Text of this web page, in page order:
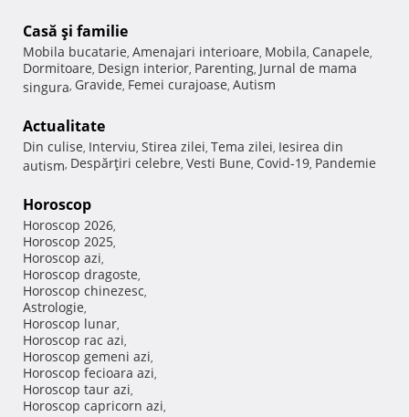
Casă şi familie
Mobila bucatarie, Amenajari interioare, Mobila, Canapele,
Dormitoare, Design interior, Parenting, Jurnal de mama
singura, Gravide, Femei curajoase, Autism
Actualitate
Din culise, Interviu, Stirea zilei, Tema zilei, Iesirea din
autism, Despărţiri celebre, Vesti Bune, Covid-19, Pandemie
Horoscop
Horoscop 2026,
Horoscop 2025,
Horoscop azi,
Horoscop dragoste,
Horoscop chinezesc,
Astrologie,
Horoscop lunar,
Horoscop rac azi,
Horoscop gemeni azi,
Horoscop fecioara azi,
Horoscop taur azi,
Horoscop capricorn azi,